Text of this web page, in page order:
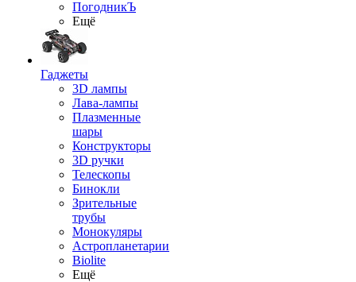
ПогодникЪ
Ещё
Гаджеты
3D лампы
Лава-лампы
Плазменные
шары
Конструкторы
3D ручки
Телескопы
Бинокли
Зрительные
трубы
Монокуляры
Астропланетарии
Biolite
Ещё